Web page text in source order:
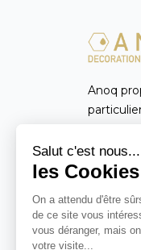
Anoq
entier un
exclusif
parfums
parfum